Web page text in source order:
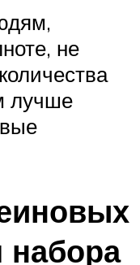
не
лучше
набора